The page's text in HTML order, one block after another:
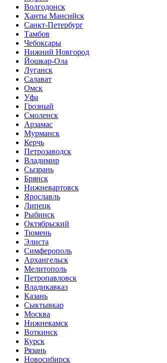
Волгодонск
Ханты Мансийск
Санкт-Петербург
Тамбов
Чебоксары
Нижний Новгород
Йошкар-Ола
Луганск
Салават
Омск
Уфа
Грозный
Смоленск
Арзамас
Мурманск
Керчь
Петрозаводск
Владимир
Сызрань
Брянск
Нижневартовск
Ярославль
Липецк
Рыбинск
Октябрьский
Тюмень
Элиста
Симферополь
Архангельск
Мелитополь
Петропавловск
Владикавказ
Казань
Сыктывкар
Москва
Нижнекамск
Воткинск
Курск
Рязань
Новосибирск